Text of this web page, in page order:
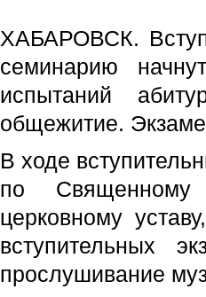
ХАБАРОВСК.
семинарию
испытаний
общежитие.
В ходе
по Священному
церковному
вступительных
прослушивание